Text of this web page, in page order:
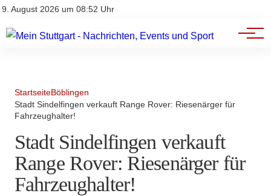
9. August 2026 um 08:52 Uhr
Impressum
Branchenbuch
Werbung
StartseiteBöblingen
Stadt Sindelfingen verkauft Range Rover: Riesenärger für
Fahrzeughalter!
Stadt Sindelfingen verkauft
Range Rover: Riesenärger für
Fahrzeughalter!